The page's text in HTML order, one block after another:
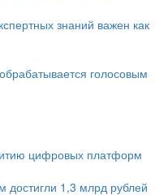
знаний важен как
голосовым
цифровых платформ
достигли 1,3 млрд рублей